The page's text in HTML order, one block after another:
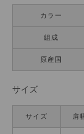
カラー
組成
原産国
サイズ
サイズ 肩